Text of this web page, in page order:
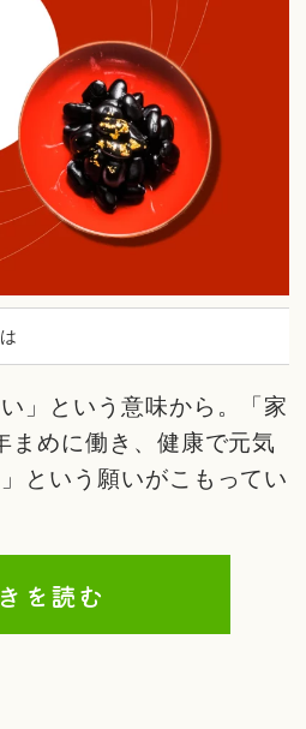
」という意味から。「家
まめに働き、健康で元気
という願いがこもってい
を読む